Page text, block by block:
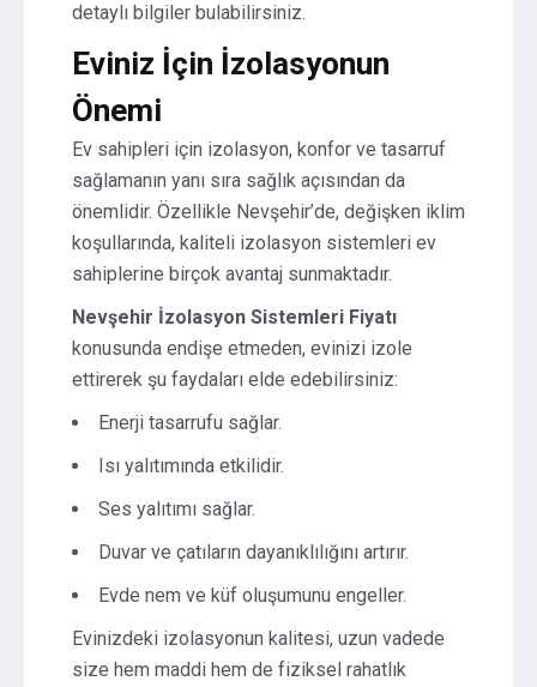
detaylı bilgiler bulabilirsiniz.
Eviniz İçin İzolasyonun
Önemi
Ev sahipleri için izolasyon, konfor ve tasarruf
sağlamanın yanı sıra sağlık açısından da
önemlidir. Özellikle Nevşehir’de, değişken iklim
koşullarında, kaliteli izolasyon sistemleri ev
sahiplerine birçok avantaj sunmaktadır.
Nevşehir İzolasyon Sistemleri Fiyatı
konusunda endişe etmeden, evinizi izole
ettirerek şu faydaları elde edebilirsiniz:
Enerji tasarrufu sağlar.
Isı yalıtımında etkilidir.
Ses yalıtımı sağlar.
Duvar ve çatıların dayanıklılığını artırır.
Evde nem ve küf oluşumunu engeller.
Evinizdeki izolasyonun kalitesi, uzun vadede
size hem maddi hem de fiziksel rahatlık